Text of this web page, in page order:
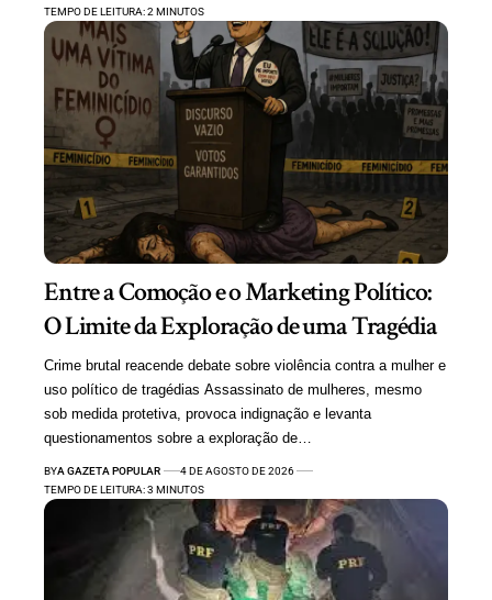
TEMPO DE LEITURA: 2 MINUTOS
Entre a Comoção e o Marketing Político:
O Limite da Exploração de uma Tragédia
Crime brutal reacende debate sobre violência contra a mulher e
uso político de tragédias Assassinato de mulheres, mesmo
sob medida protetiva, provoca indignação e levanta
questionamentos sobre a exploração de…
BYA GAZETA POPULAR
4 DE AGOSTO DE 2026
TEMPO DE LEITURA: 3 MINUTOS